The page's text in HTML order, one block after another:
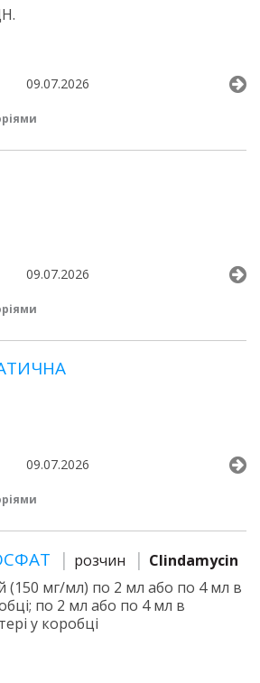
09.07.2026
09.07.2026
09.07.2026
розчин
Clindamycin
(150 мг/мл) по 2 мл або по 4 мл в
по 2 мл або по 4 мл в
у коробці